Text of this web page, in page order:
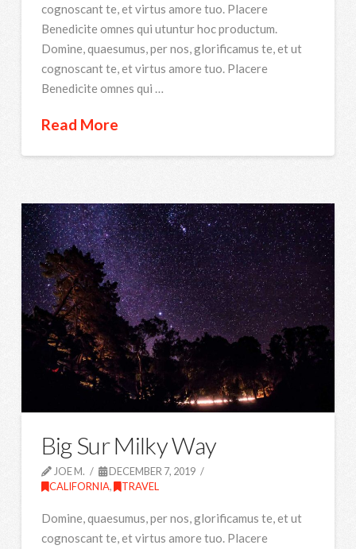
cognoscant te, et virtus amore tuo. Placere
Benedicite omnes qui utuntur hoc productum.
Domine, quaesumus, per nos, glorificamus te, et ut
cognoscant te, et virtus amore tuo. Placere
Benedicite omnes qui …
Read More
Big Sur Milky Way
JOE M.
DECEMBER 7, 2019
CALIFORNIA, TRAVEL
Domine, quaesumus, per nos, glorificamus te, et ut
cognoscant te, et virtus amore tuo. Placere